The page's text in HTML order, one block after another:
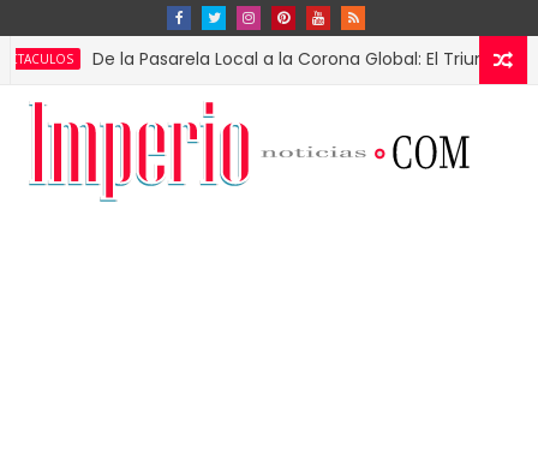
De la Pasarela Local a la Corona Global: El Triunfo de Fátima